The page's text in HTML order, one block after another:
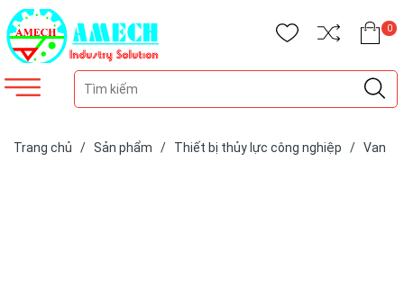
0
Trang chủ / Sản phẩm / Thiết bị thủy lực công nghiệp / Van